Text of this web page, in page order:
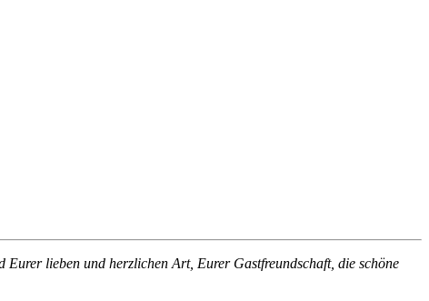
lieben und herzlichen Art, Eurer Gastfreundschaft, die schöne